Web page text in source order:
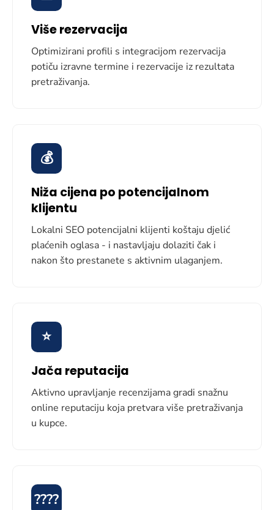
Više rezervacija
Optimizirani profili s integracijom rezervacija
potiču izravne termine i rezervacije iz rezultata
pretraživanja.
💰
Niža cijena po potencijalnom
klijentu
Lokalni SEO potencijalni klijenti koštaju djelić
plaćenih oglasa - i nastavljaju dolaziti čak i
nakon što prestanete s aktivnim ulaganjem.
⭐
Jača reputacija
Aktivno upravljanje recenzijama gradi snažnu
online reputaciju koja pretvara više pretraživanja
u kupce.
????